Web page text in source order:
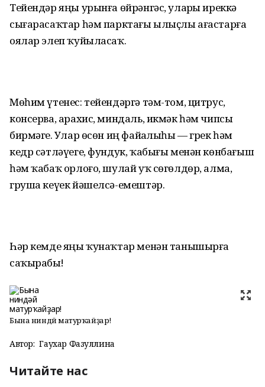
Тейендәр яңы урынға өйрәнгәс, уларҙы иреккә
сығарасаҡтар һәм парктағы ылыҫлы ағастарға
оялар элеп ҡуйыласаҡ.
Мөһим үтенес: тейендәргә тәм-том, цитрус,
консерва, арахис, миндаль, икмәк һәм чипсы
бирмәгеҙ. Улар өсөн иң файҙалыһы — грек һәм
кедр сәтләүеге, фундук, ҡабығы менән көнбағыш
һәм ҡабаҡ орлоғо, шулай уҡ сөгөлдөр, алма,
груша кеүек йәшелсә-емештәр.
Һәр кемде яңы ҡунаҡтар менән танышырға
саҡырабыҙ!
Бына ниндәй матурҡайҙар!
Автор: Гаухар Фазуллина
Читайте нас